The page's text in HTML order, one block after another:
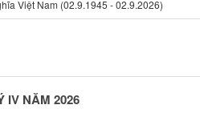
Việt Nam (02.9.1945 - 02.9.2026)
IV NĂM 2026